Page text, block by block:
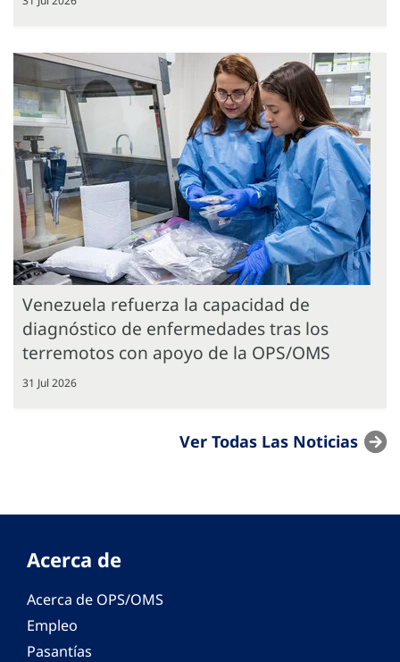
Venezuela refuerza la capacidad de
diagnóstico de enfermedades tras los
terremotos con apoyo de la OPS/OMS
31 Jul 2026
Ver Todas Las Noticias
Acerca de
Acerca de OPS/OMS
Empleo
Pasantías